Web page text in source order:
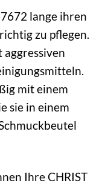
lange ihren
zu pflegen.
mit einem
sie in einem
Ihre CHRIST